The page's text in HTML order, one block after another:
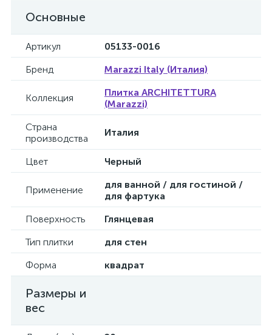
Основные
Артикул
05133-0016
Бренд
Marazzi Italy (Италия)
Коллекция
Плитка ARCHITETTURA
(Marazzi)
Страна
производства
Италия
Цвет Черный
Применение
для ванной / для гостиной /
для фартука
Поверхность
Глянцевая
Тип плитки
для стен
Форма
квадрат
Размеры и
вес